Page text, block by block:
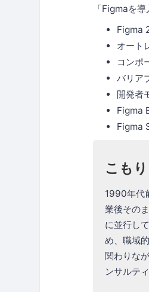
「Figmaを
Figma
オート
コンポ
バリア
開発者
Figma
Figma
こも
1990年代
業後その
に並行し
め、職域
関わりな
ンサルテ